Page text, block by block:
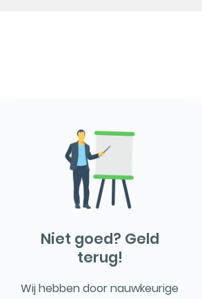
Niet goed? Geld
terug!
Wij hebben door nauwkeurige